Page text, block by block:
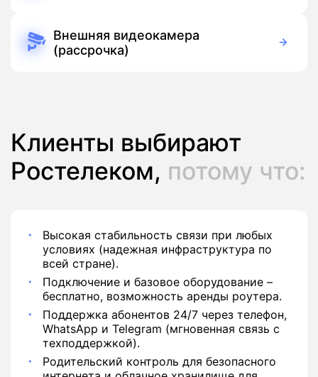
ПодпискаВнешняя видеокамера
(рассрочка)
Клиенты выбирают
Ростелеком, потому что:
Высокая стабильность связи при любых
условиях (надежная инфраструктура по
всей стране).
Подключение и базовое оборудование –
бесплатно, возможность аренды роутера.
Поддержка абонентов 24/7 через телефон,
WhatsApp и Telegram (мгновенная связь с
техподдержкой).
Родительский контроль для безопасного